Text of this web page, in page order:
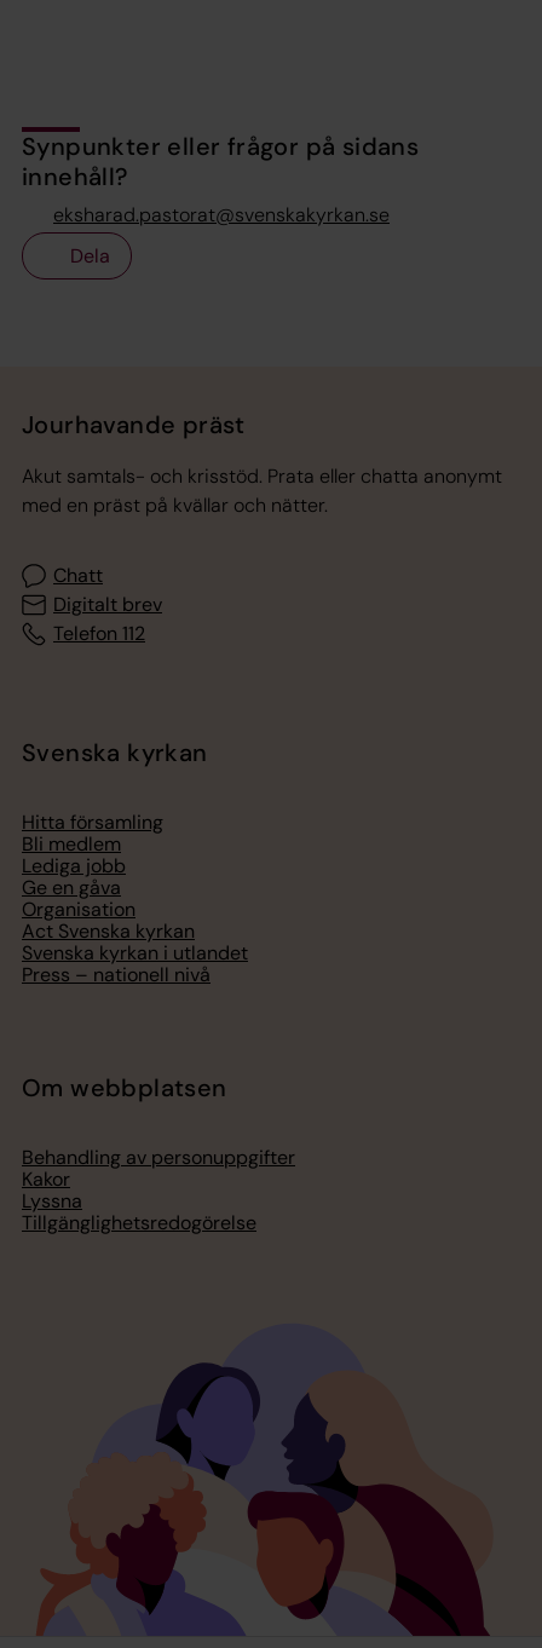
Synpunkter eller frågor på sidans
innehåll?
eksharad.pastorat@svenskakyrkan.se
Dela
Jourhavande präst
Akut samtals- och krisstöd. Prata eller chatta anonymt
med en präst på kvällar och nätter.
Chatt
Digitalt brev
Telefon 112
Svenska kyrkan
Hitta församling
Bli medlem
Lediga jobb
Ge en gåva
Organisation
Act Svenska kyrkan
Svenska kyrkan i utlandet
Press – nationell nivå
Om webbplatsen
Behandling av personuppgifter
Kakor
Lyssna
Tillgänglighetsredogörelse